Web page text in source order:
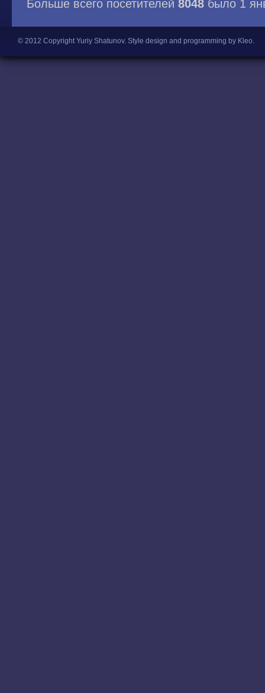
Больше всего посетителей 8048 было 1
© 2012 Copyright Yuriy Shatunov. Style design and programming by Kleo.